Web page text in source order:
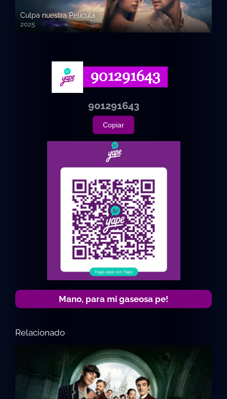
Culpa nuestra Pelicula
2025
720p HD
901291643
Copiar
Mano, para mi gaseosa pe!
Relacionado